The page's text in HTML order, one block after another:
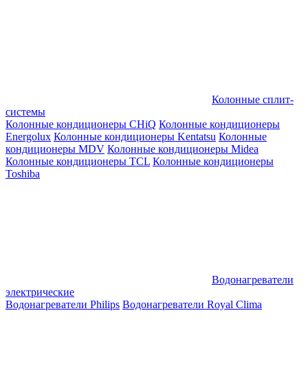
Колонные сплит-
системы
Колонные кондиционеры CHiQ Колонные кондиционеры
Energolux Колонные кондиционеры Kentatsu Колонные
кондиционеры MDV Колонные кондиционеры Midea
Колонные кондиционеры TCL Колонные кондиционеры
Toshiba
Водонагреватели
электрические
Водонагреватели Philips Водонагреватели Royal Clima